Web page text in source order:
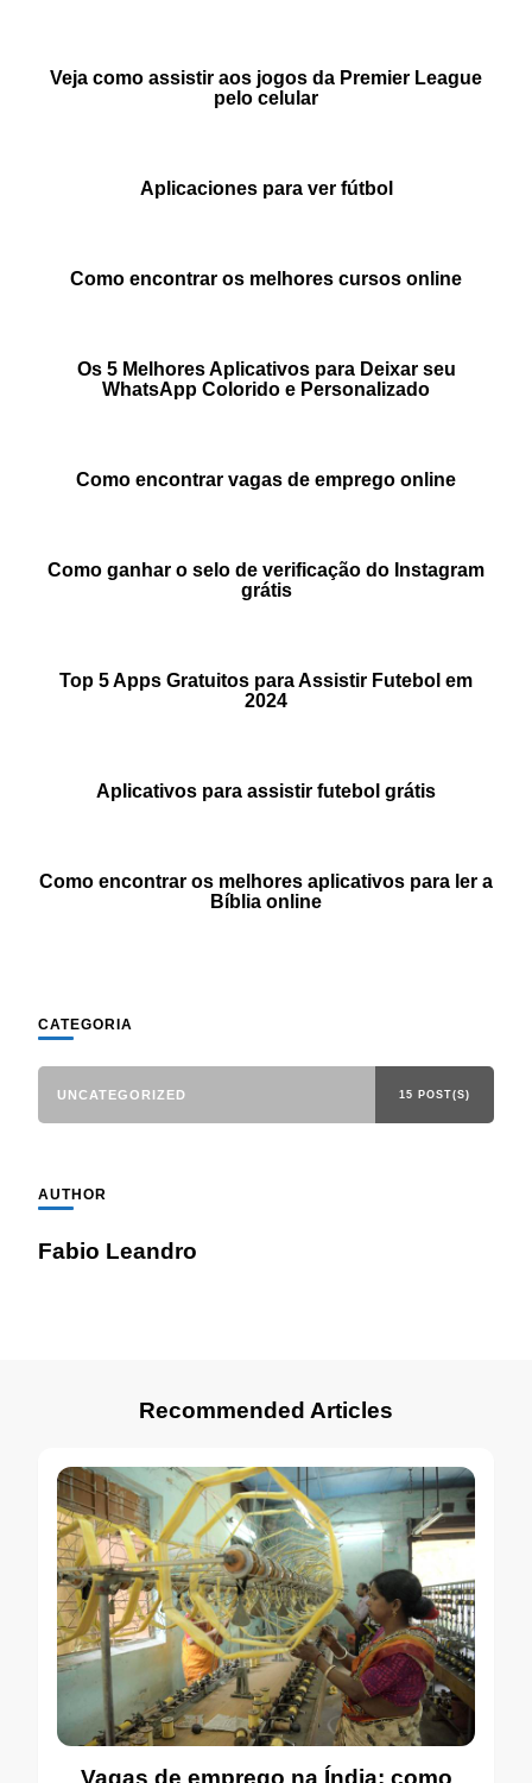
Veja como assistir aos jogos da Premier League
pelo celular
Aplicaciones para ver fútbol
Como encontrar os melhores cursos online
Os 5 Melhores Aplicativos para Deixar seu
WhatsApp Colorido e Personalizado
Como encontrar vagas de emprego online
Como ganhar o selo de verificação do Instagram
grátis
Top 5 Apps Gratuitos para Assistir Futebol em
2024
Aplicativos para assistir futebol grátis
Como encontrar os melhores aplicativos para ler a
Bíblia online
CATEGORIA
UNCATEGORIZED 15 POST(S)
AUTHOR
Fabio Leandro
Recommended Articles
Vagas de emprego na Índia: como